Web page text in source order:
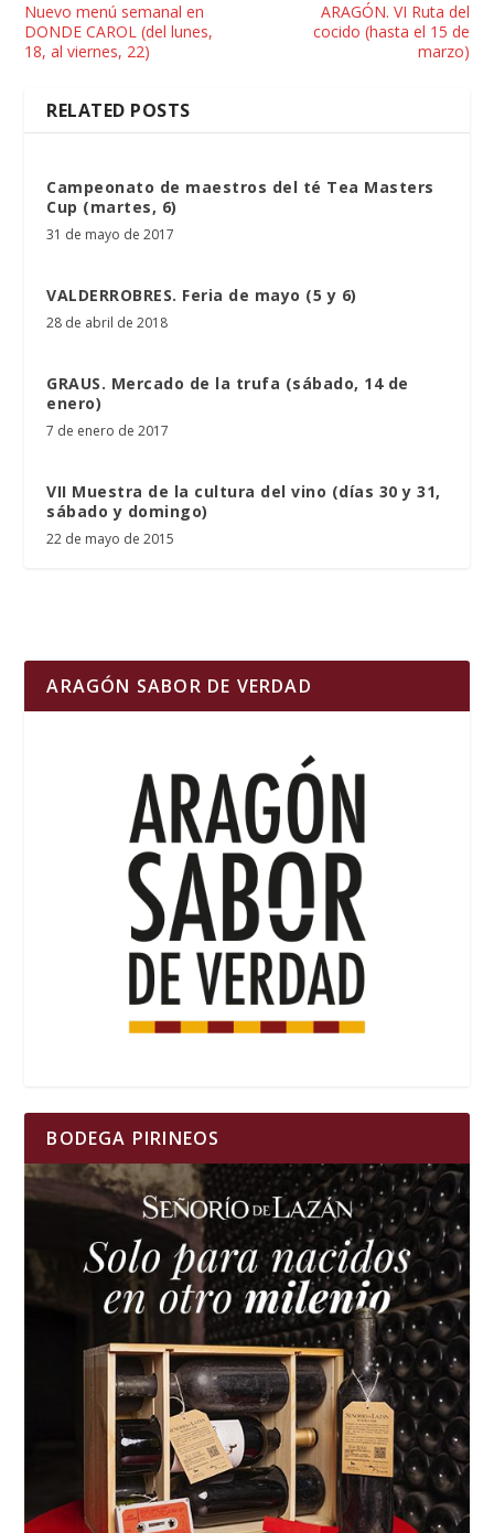
Nuevo menú semanal en
DONDE CAROL (del lunes,
18, al viernes, 22)
ARAGÓN. VI Ruta del
cocido (hasta el 15 de
marzo)
RELATED POSTS
Campeonato de maestros del té Tea Masters
Cup (martes, 6)
31 de mayo de 2017
VALDERROBRES. Feria de mayo (5 y 6)
28 de abril de 2018
GRAUS. Mercado de la trufa (sábado, 14 de
enero)
7 de enero de 2017
VII Muestra de la cultura del vino (días 30 y 31,
sábado y domingo)
22 de mayo de 2015
ARAGÓN SABOR DE VERDAD
BODEGA PIRINEOS